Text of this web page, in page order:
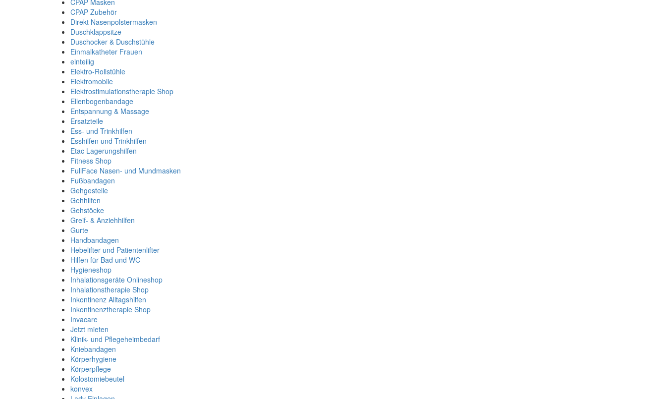
CPAP Masken
CPAP Zubehör
Direkt Nasenpolstermasken
Duschklappsitze
Duschocker & Duschstühle
Einmalkatheter Frauen
einteilig
Elektro-Rollstühle
Elektromobile
Elektrostimulationstherapie Shop
Ellenbogenbandage
Entspannung & Massage
Ersatzteile
Ess- und Trinkhilfen
Esshilfen und Trinkhilfen
Etac Lagerungshilfen
Fitness Shop
FullFace Nasen- und Mundmasken
Fußbandagen
Gehgestelle
Gehhilfen
Gehstöcke
Greif- & Anziehhilfen
Gurte
Handbandagen
Hebelifter und Patientenlifter
Hilfen für Bad und WC
Hygieneshop
Inhalationsgeräte Onlineshop
Inhalationstherapie Shop
Inkontinenz Alltagshilfen
Inkontinenztherapie Shop
Invacare
Jetzt mieten
Klinik- und Pflegeheimbedarf
Kniebandagen
Körperhygiene
Körperpflege
Kolostomiebeutel
konvex